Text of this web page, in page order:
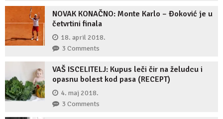
NOVAK KONAČNO: Monte Karlo – Đoković je u
četvrtini finala
18. april 2018.
3 Comments
VAŠ ISCELITELJ: Kupus leči čir na želudcu i
opasnu bolest kod pasa (RECEPT)
4. maj 2018.
3 Comments